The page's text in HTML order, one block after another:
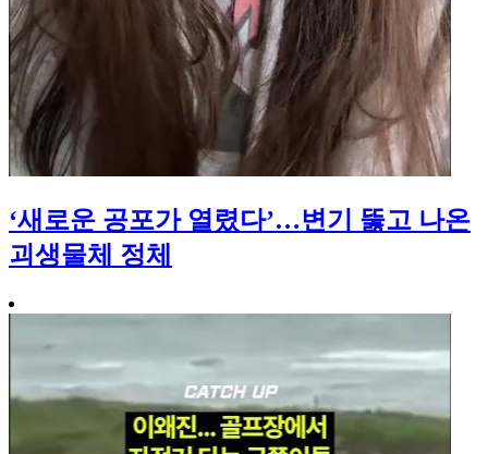
‘새로운 공포가 열렸다’…변기 뚫고 나온
괴생물체 정체